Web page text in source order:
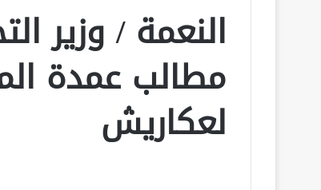
النعمة / وزير
مطالب عمدة
لعكاريش